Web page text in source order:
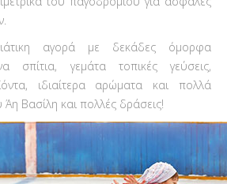
αγορά με δεκάδες όμορφα
σπίτια, γεμάτα τοπικές γεύσεις,
ιδιαίτερα αρώματα και πολλά
Βασίλη και πολλές δράσεις!